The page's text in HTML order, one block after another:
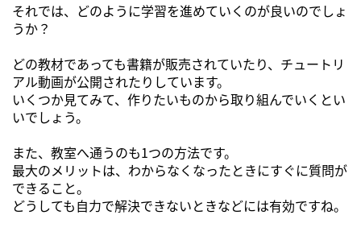
それでは、どのように学習を進めていくのが良いのでしょ
うか？
どの教材であっても書籍が販売されていたり、チュートリ
アル動画が公開されたりしています。
いくつか見てみて、作りたいものから取り組んでいくとい
いでしょう。
また、教室へ通うのも1つの方法です。
最大のメリットは、わからなくなったときにすぐに質問が
できること。
どうしても自力で解決できないときなどには有効ですね。